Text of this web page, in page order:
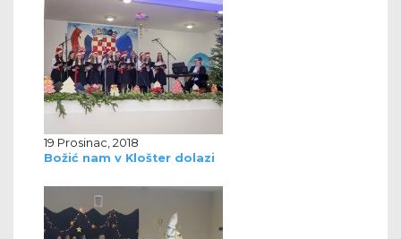
19 Prosinac, 2018
Božić nam v Klošter dolazi